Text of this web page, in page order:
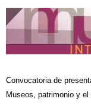
Convocatoria de
Museos, patrimonio y